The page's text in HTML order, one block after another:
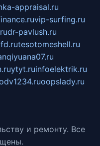
appraisal.ru
vip-surfing.ru
dr-pavlush.ru
tesotomeshell.ru
ytyt.ruinfoelektrik.ru
oopslady.ru
и ремонту. Все